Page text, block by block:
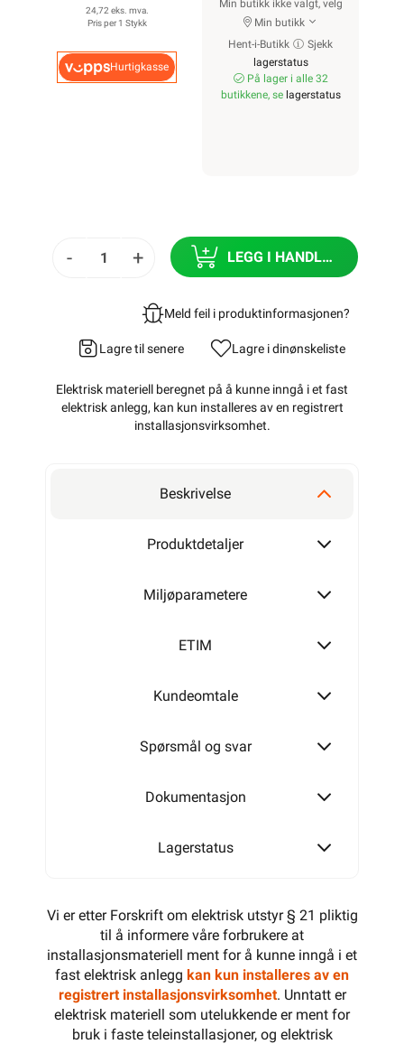
24,72 eks. mva.
Pris per 1 Stykk
Hurtigkasse
Min butikk ikke valgt, velg
Min butikk
Hent-i-Butikk
Sjekk
lagerstatus
På lager i alle 32
butikkene, se lagerstatus
- + LEGG I HANDLEKURV
Meld feil i produktinformasjonen?
Lagre til senere Lagre i dinønskeliste
Elektrisk materiell beregnet på å kunne inngå i et fast
elektrisk anlegg, kan kun installeres av en registrert
installasjonsvirksomhet.
Beskrivelse
Produktdetaljer
Miljøparametere
ETIM
Kundeomtale
Spørsmål og svar
Dokumentasjon
Lagerstatus
Vi er etter Forskrift om elektrisk utstyr § 21 pliktig
til å informere våre forbrukere at
installasjonsmateriell ment for å kunne inngå i et
fast elektrisk anlegg kan kun installeres av en
registrert installasjonsvirksomhet. Unntatt er
elektrisk materiell som utelukkende er ment for
bruk i faste teleinstallasjoner, og elektrisk